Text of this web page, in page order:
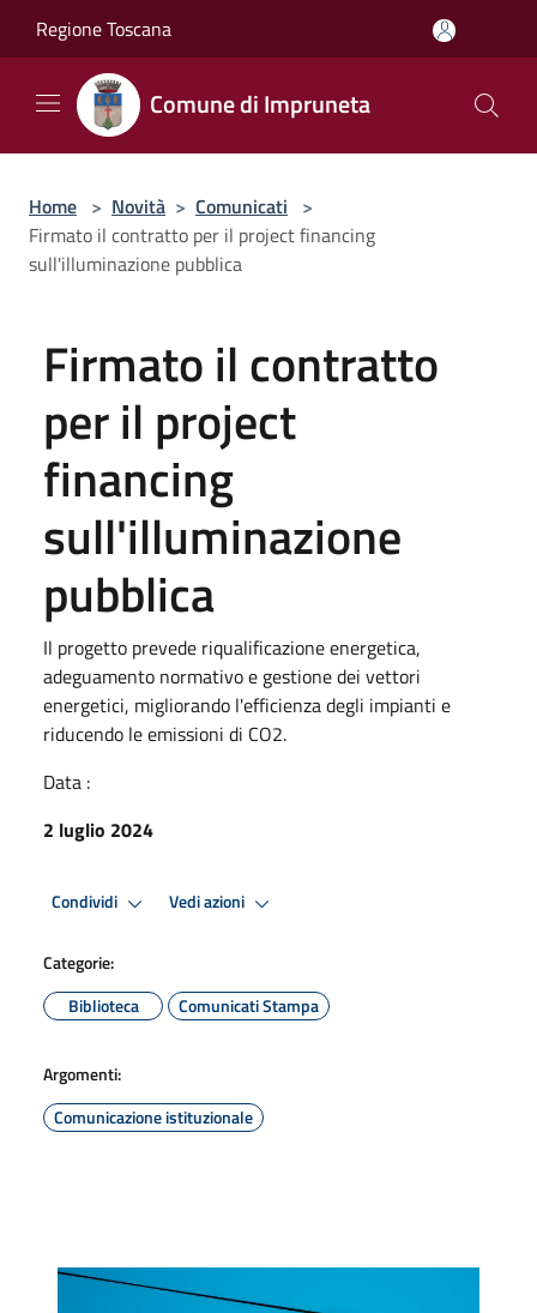
Regione Toscana
Comune di Impruneta
Home > Novità > Comunicati >
Firmato il contratto per il project financing
sull'illuminazione pubblica
Firmato il contratto
per il project
financing
sull'illuminazione
pubblica
Il progetto prevede riqualificazione energetica,
adeguamento normativo e gestione dei vettori
energetici, migliorando l'efficienza degli impianti e
riducendo le emissioni di CO2.
Data :
2 luglio 2024
Condividi Vedi azioni
Categorie:
Biblioteca
Comunicati Stampa
Argomenti:
Comunicazione istituzionale